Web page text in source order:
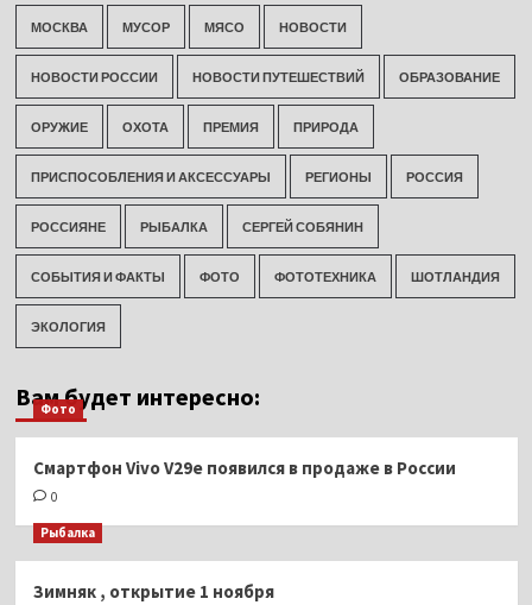
МОСКВА МУСОР МЯСО НОВОСТИ
НОВОСТИ РОССИИ НОВОСТИ ПУТЕШЕСТВИЙ ОБРАЗОВАНИЕ
ОРУЖИЕ ОХОТА ПРЕМИЯ ПРИРОДА
ПРИСПОСОБЛЕНИЯ И АКСЕССУАРЫ РЕГИОНЫ РОССИЯ
РОССИЯНЕ РЫБАЛКА СЕРГЕЙ СОБЯНИН
СОБЫТИЯ И ФАКТЫ ФОТО ФОТОТЕХНИКА ШОТЛАНДИЯ
ЭКОЛОГИЯ
Вам будет интересно:
Фото
Смартфон Vivo V29e появился в продаже в России
0
Рыбалка
Зимняк , открытие 1 ноября